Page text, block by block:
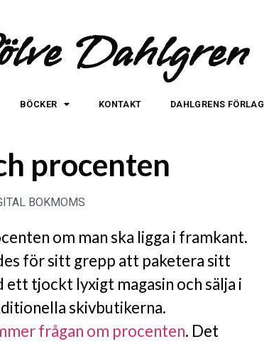
Dahlgren
BÖCKER KONTAKT DAHLGRENS FÖRLAG
procenten
BOKMOMS
om man ska ligga i framkant.
för sitt grepp att paketera sitt
ett tjockt lyxigt magasin och sälja i
skivbutikerna.
frågan om procenten. Det